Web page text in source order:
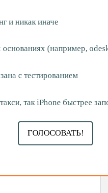
и никак иначе
(например,
с тестированием
так iPhone быстрее
ГОЛОСОВАТЬ!